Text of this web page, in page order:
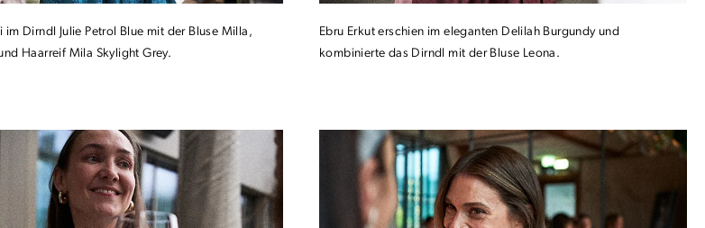
im Dirndl Julie Petrol Blue mit der Bluse Milla,
Haarreif Mila Skylight Grey.
Ebru Erkut erschien im eleganten Delilah Burgundy und
kombinierte das Dirndl mit der Bluse Leona.